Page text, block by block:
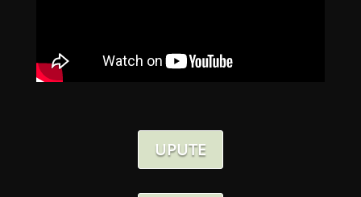
UPUTE